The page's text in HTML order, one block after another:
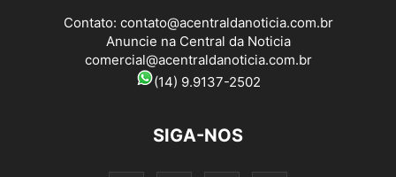
Contato: contato@acentraldanoticia.com.br
Anuncie na Central da Noticia
comercial@acentraldanoticia.com.br
(14) 9.9137-2502
SIGA-NOS